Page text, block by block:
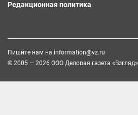
Редакционная политика
Пишите нам на information@vz.ru
© 2005 — 2026 ООО Деловая газета «Взгляд»